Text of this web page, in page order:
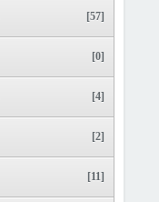
[57]
[0]
[4]
[2]
[11]